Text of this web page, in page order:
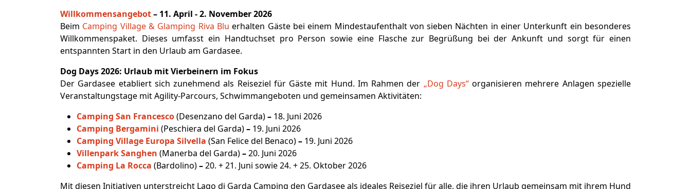
Willkommensangebot– 11. April - 2. November 2026
Beim Camping Village & Glamping Riva Blu erhalten Gäste bei einem Mindestaufenthalt von sieben Nächten in einer Unterkunft ein besonderes
Willkommenspaket. Dieses umfasst ein Handtuchset pro Person sowie eine Flasche zur Begrüßung bei der Ankunft und sorgt für einen
entspannten Start in den Urlaub am Gardasee.
Dog Days 2026: Urlaub mit Vierbeinern im Fokus
Der Gardasee etabliert sich zunehmend als Reiseziel für Gäste mit Hund. Im Rahmen der „Dog Days“organisieren mehrere Anlagen spezielle
Veranstaltungstage mit Agility-Parcours, Schwimmangeboten und gemeinsamen Aktivitäten:
Camping San Francesco(Desenzano del Garda)– 18. Juni 2026
Camping Bergamini (Peschiera del Garda)– 19. Juni 2026
Camping Village Europa Silvella (San Felice del Benaco)– 19. Juni 2026
Villenpark Sanghen (Manerba del Garda)–20. Juni 2026
Camping La Rocca (Bardolino)–20. + 21. Juni sowie 24. + 25. Oktober 2026
Mit diesen Initiativen unterstreicht Lago di Garda Camping den Gardasee als ideales Reiseziel für alle, die ihren Urlaub gemeinsam mit ihrem Hund